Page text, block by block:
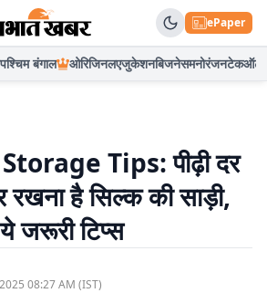
ePaper
पश्चिम बंगाल ओरिजिनलएजुकेशनबिजनेसमनोरंजनटेकऑटो
Tips: पीढ़ी दर
रखना है सिल्क की साड़ी,
जरूरी टिप्स
08:27 AM (IST)